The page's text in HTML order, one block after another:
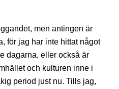
men antingen är
för jag har inte hittat något
dagarna, eller också är
och kulturen inne i
period just nu. Tills jag,